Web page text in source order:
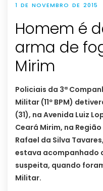
1 DE NOVEMBRO DE 2015
Homem é
arma de
Policiais da 3ª
Militar (11º BPM)
(31), na Avenida Luiz
Ceará Mirim, na
Rafael da Silva
estava acompanhado
suspeita, quando
Militar.